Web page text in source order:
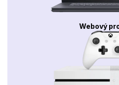
Webový